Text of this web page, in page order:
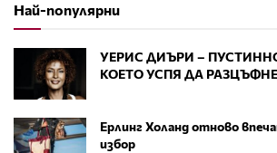
Най-популярни
УЕРИС ДИЪРИ –
КОЕТО УСПЯ ДА РАЗЦЪФНЕ
Ерлинг Холанд отново
избор